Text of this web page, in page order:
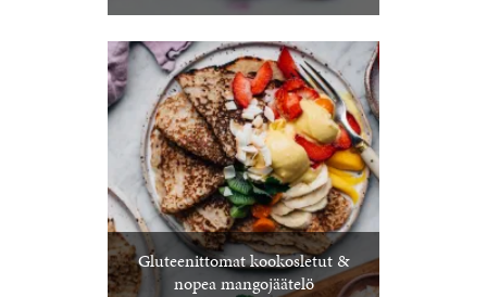
Gluteenittomat kookosletut &
nopea mangojäätelö